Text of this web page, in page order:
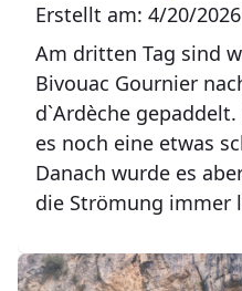
Erstellt am: 4/20/2026
Am dritten Tag sind
Bivouac Gournier
d`Ardèche
es noch eine etwas
Danach wurde es
die Strömung immer